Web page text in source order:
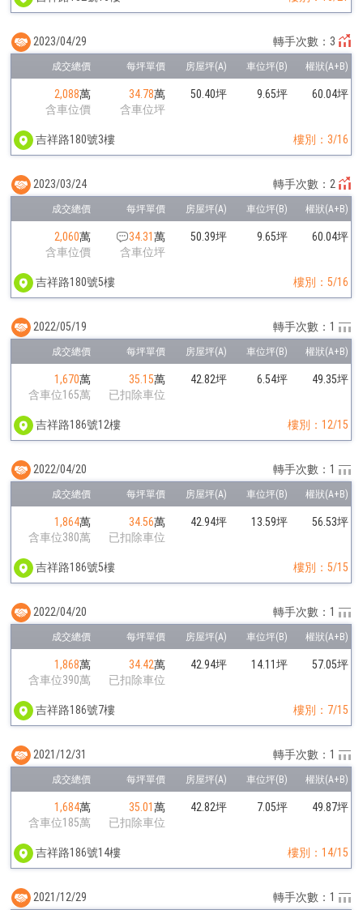
2,088萬
含車位價
34.78萬
含車位坪
50.40坪 9.65坪 60.04坪
吉祥路180號3樓 樓別：3/16
2023/04/29 轉手次數：3
2,060萬
含車位價
34.31萬
含車位坪
50.39坪 9.65坪 60.04坪
吉祥路180號5樓 樓別：5/16
2023/03/24 轉手次數：2
1,670萬
含車位165萬
35.15萬
已扣除車位
42.82坪 6.54坪 49.35坪
吉祥路186號12樓 樓別：12/15
2022/05/19 轉手次數：1
1,864萬
含車位380萬
34.56萬
已扣除車位
42.94坪 13.59坪 56.53坪
吉祥路186號5樓 樓別：5/15
2022/04/20 轉手次數：1
1,868萬
含車位390萬
34.42萬
已扣除車位
42.94坪 14.11坪 57.05坪
吉祥路186號7樓 樓別：7/15
2022/04/20 轉手次數：1
1,684萬
含車位185萬
35.01萬
已扣除車位
42.82坪 7.05坪 49.87坪
吉祥路186號14樓 樓別：14/15
2021/12/31 轉手次數：1
2021/12/29 轉手次數：1